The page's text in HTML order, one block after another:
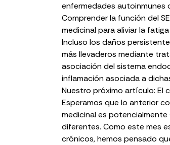
enfermedades autoinmunes
Comprender la función del
medicinal para aliviar la
Incluso los daños
más llevaderos mediante
asociación del sistema
inflamación asociada a
Nuestro próximo artículo: El
Esperamos que lo anterior
medicinal es
diferentes. Como este mes
crónicos, hemos pensado